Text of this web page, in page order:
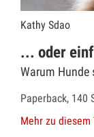
Kathy Sdao
... oder
Warum Hunde
Paperback, 140
Mehr zu diesem